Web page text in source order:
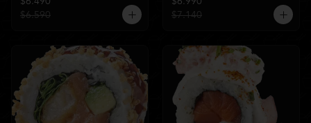
$6.590
$7.140